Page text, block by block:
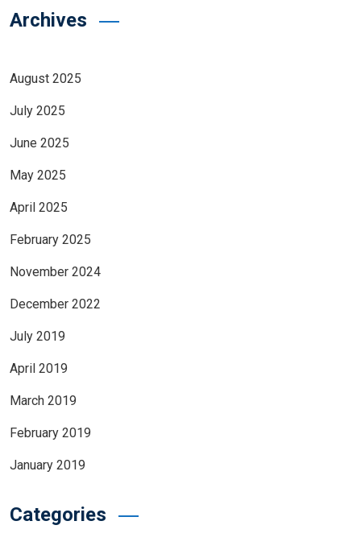
Archives
August 2025
July 2025
June 2025
May 2025
April 2025
February 2025
November 2024
December 2022
July 2019
April 2019
March 2019
February 2019
January 2019
Categories